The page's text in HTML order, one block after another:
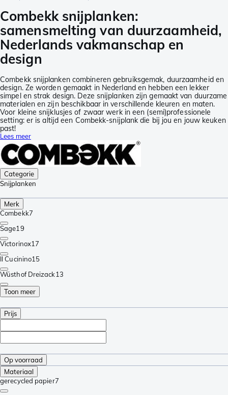
Combekk snijplanken:
samensmelting van duurzaamheid,
Nederlands vakmanschap en
design
Combekk snijplanken combineren gebruiksgemak, duurzaamheid en
design. Ze worden gemaakt in Nederland en hebben een lekker
simpel en strak design. Deze snijplanken zijn gemaakt van duurzame
materialen en zijn beschikbaar in verschillende kleuren en maten.
Voor kleine snijklusjes of zwaar werk in een (semi)professionele
setting: er is altijd een Combekk-snijplank die bij jou en jouw keuken
past!
Lees meer
Categorie
Snijplanken
Merk
Combekk7
Sage19
Victorinox17
Il Cucinino15
Wüsthof Dreizack13
Toon meer
Prijs
Op voorraad
Materiaal
gerecycled papier7